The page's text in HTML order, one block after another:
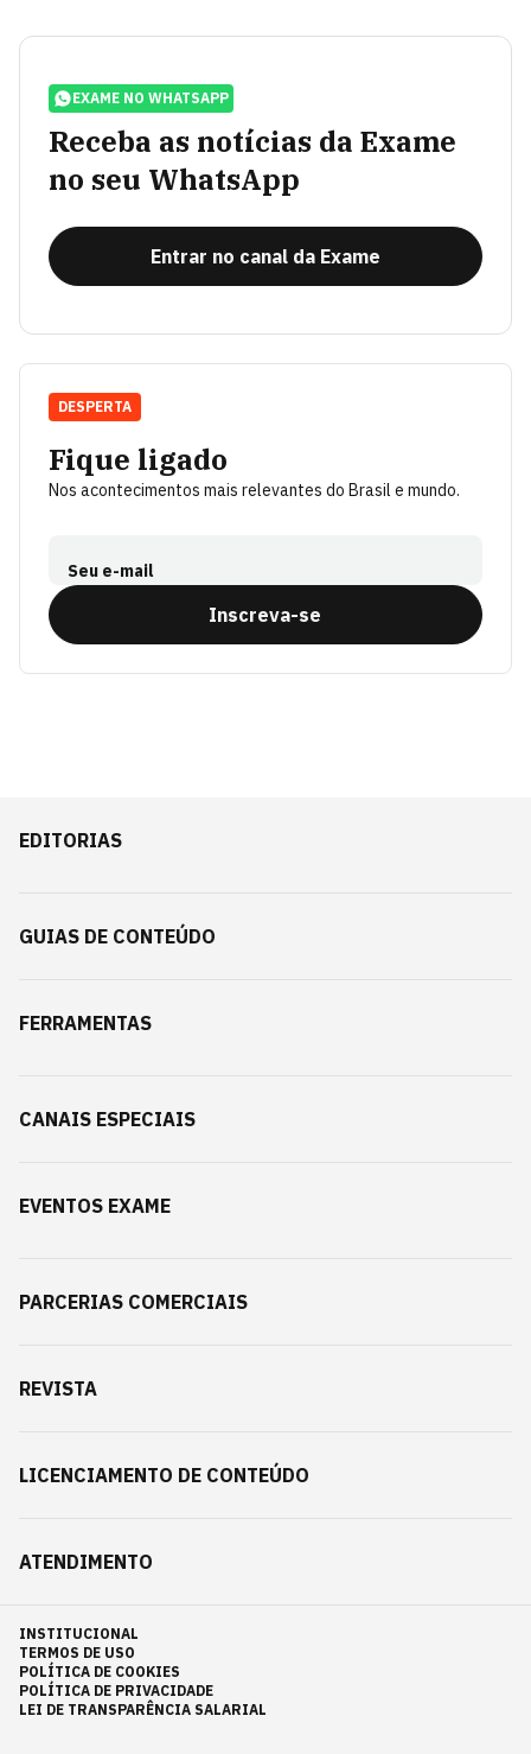
EXAME NO WHATSAPP
Receba as notícias da Exame
no seu WhatsApp
Entrar no canal da Exame
Fique ligado
Nos acontecimentos mais relevantes do Brasil e mundo.
Seu e-mail
Inscreva-se
DESPERTA
EDITORIAS
GUIAS DE CONTEÚDO
FERRAMENTAS
CANAIS ESPECIAIS
EVENTOS EXAME
PARCERIAS COMERCIAIS
REVISTA
LICENCIAMENTO DE CONTEÚDO
ATENDIMENTO
INSTITUCIONAL
TERMOS DE USO
POLÍTICA DE COOKIES
POLÍTICA DE PRIVACIDADE
LEI DE TRANSPARÊNCIA SALARIAL